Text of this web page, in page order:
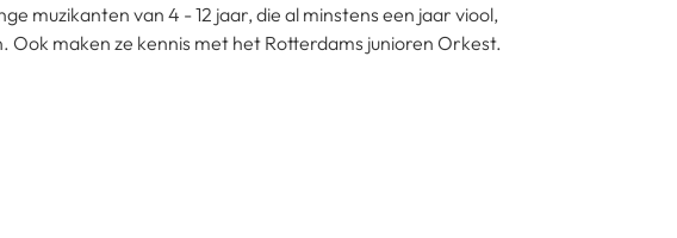
muzikanten van 4 - 12 jaar, die al minstens een jaar viool,
maken ze kennis met het Rotterdams junioren Orkest.